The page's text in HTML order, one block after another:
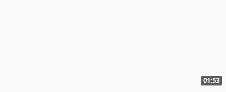
01:53